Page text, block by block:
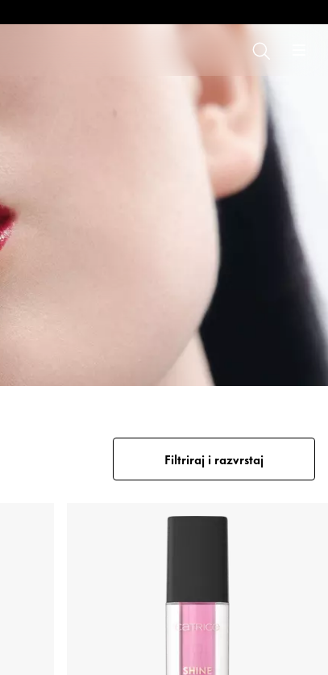
Filtriraj i razvrstaj